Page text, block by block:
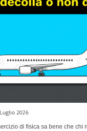
2026
di fisica sa bene che chi